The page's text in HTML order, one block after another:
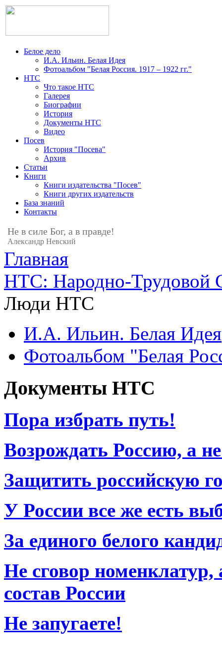
Белое дело
И.А. Ильин. Белая Идея
Фотоальбом "Белая Россия. 1917 – 1922 гг."
НТС
Что такое НТС
Галерея
Биографии
История
Документы НТС
Видео
Посев
История "Посева"
Архив
Статьи
Книги
Книги издательства "Посев"
Книги других издательств
База знаний
Контакты
Не в силе Бог, а в правде!
Александр Невский
Главная
НТС: Народно-Трудовой
Люди НТС
И.А. Ильин. Белая Идея
Фотоальбом "Белая
Документы НТС
Пора избрать путь!
Возрождать Россию, а
Защитить российскую
У России все же есть
За единого белого
Не сговор номенклатур,
состав России
Не запугаете!